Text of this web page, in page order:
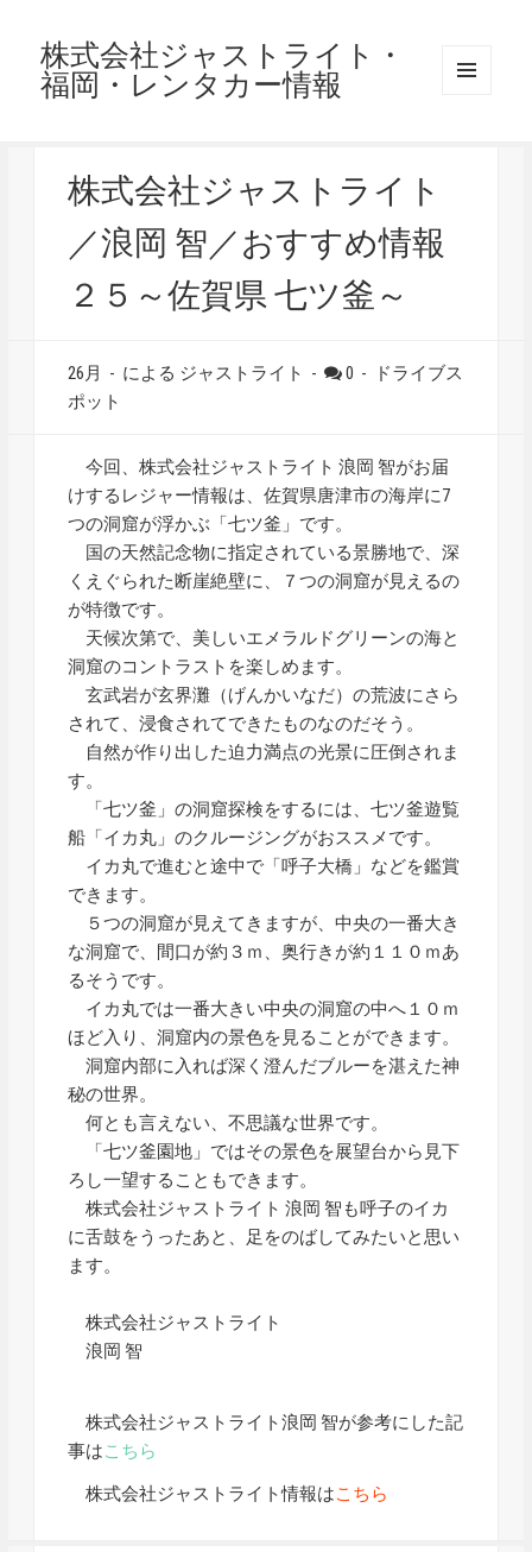
株式会社ジャストライト・
福岡・レンタカー情報
株式会社ジャストライト
／浪岡 智／おすすめ情報
２５～佐賀県 七ツ釜～
26月 - による ジャストライト - 0 -
ドライブス
ポット
今回、株式会社ジャストライト 浪岡 智がお届
けするレジャー情報は、佐賀県唐津市の海岸に7
つの洞窟が浮かぶ「七ツ釜」です。
国の天然記念物に指定されている景勝地で、深
くえぐられた断崖絶壁に、７つの洞窟が見えるの
が特徴です。
天候次第で、美しいエメラルドグリーンの海と
洞窟のコントラストを楽しめます。
玄武岩が玄界灘（げんかいなだ）の荒波にさら
されて、浸食されてできたものなのだそう。
自然が作り出した迫力満点の光景に圧倒されま
す。
「七ツ釜」の洞窟探検をするには、七ツ釜遊覧
船「イカ丸」のクルージングがおススメです。
イカ丸で進むと途中で「呼子大橋」などを鑑賞
できます。
５つの洞窟が見えてきますが、中央の一番大き
な洞窟で、間口が約３ｍ、奥行きが約１１０ｍあ
るそうです。
イカ丸では一番大きい中央の洞窟の中へ１０ｍ
ほど入り、洞窟内の景色を見ることができます。
洞窟内部に入れば深く澄んだブルーを湛えた神
秘の世界。
何とも言えない、不思議な世界です。
「七ツ釜園地」ではその景色を展望台から見下
ろし一望することもできます。
株式会社ジャストライト 浪岡 智も呼子のイカ
に舌鼓をうったあと、足をのばしてみたいと思い
ます。
株式会社ジャストライト
浪岡 智
株式会社ジャストライト浪岡 智が参考にした記
事はこちら
株式会社ジャストライト情報はこちら